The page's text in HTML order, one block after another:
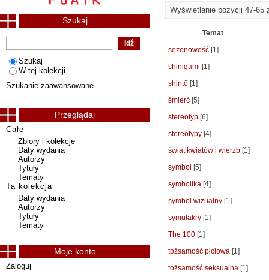
Wyświetlanie pozycji 47-65
Temat
sezonowość [1]
shinigami [1]
shintō [1]
śmierć [5]
stereotyp [6]
stereotypy [4]
świat kwiatów i wierzb [1]
symbol [5]
symbolika [4]
symbol wizualny [1]
symulakry [1]
The 100 [1]
tożsamość płciowa [1]
tożsamość seksualna [1]
Szukaj
Szukaj
W tej kolekcji
Szukanie zaawansowane
Przeglądaj
Całe
Zbiory i kolekcje
Daty wydania
Autorzy
Tytuły
Tematy
Ta kolekcja
Daty wydania
Autorzy
Tytuły
Tematy
Moje konto
Zaloguj